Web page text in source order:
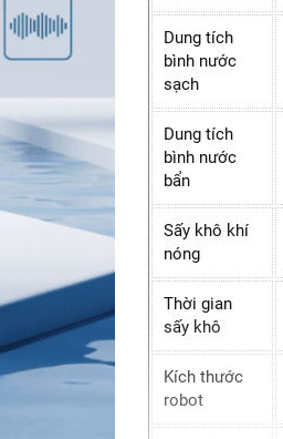
Dung tích
bình nước
sạch
Dung tích
bình nước
bẩn
Sấy khô khí
nóng
Thời gian
sấy khô
Kích thước
robot